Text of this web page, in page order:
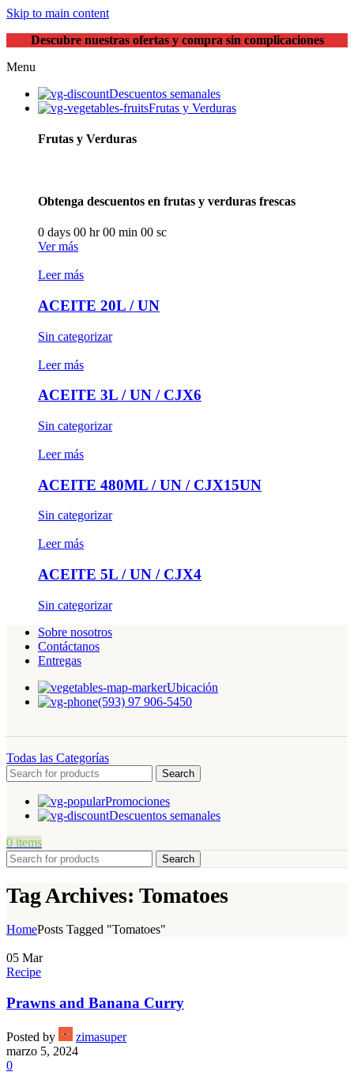
Skip to main content
Descubre nuestras ofertas y compra sin complicaciones
Menu
Descuentos semanales
Frutas y Verduras
Frutas y Verduras
Obtenga descuentos en frutas y verduras frescas
0 days 00 hr00 min 00 sc
Ver más
Leer más
ACEITE 20L / UN
Sin categorizar
Leer más
ACEITE 3L / UN / CJX6
Sin categorizar
Leer más
ACEITE 480ML / UN / CJX15UN
Sin categorizar
Leer más
ACEITE 5L / UN / CJX4
Sin categorizar
Sobre nosotros
Contáctanos
Entregas
Ubicación
(593) 97 906-5450
Todas las Categorías
Search
Promociones
Descuentos semanales
0 items
Search
Tag Archives: Tomatoes
HomePosts Tagged "Tomatoes"
05 Mar
Recipe
Prawns and Banana Curry
Posted by
zimasuper
marzo 5, 2024
0